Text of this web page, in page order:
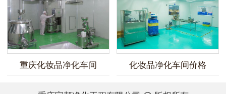
重庆化妆品净化车间 化妆品净化车间价格